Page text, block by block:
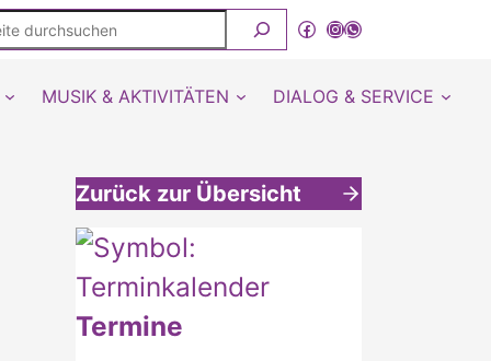
Facebook
Instagram
WhatsApp Kanal von detmold-lutherisch
MUSIK & AKTIVITÄTEN DIALOG & SERVICE
Zurück zur Übersicht
Weitere interessante Inhalte
Termine